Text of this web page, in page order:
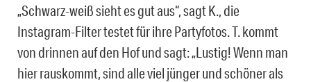
„Schwarz-weiß sieht es gut aus“, sagt K., die
Instagram-Filter testet für ihre Partyfotos. T. kommt
von drinnen auf den Hof und sagt: „Lustig! Wenn man
hier rauskommt, sind alle viel jünger und schöner als